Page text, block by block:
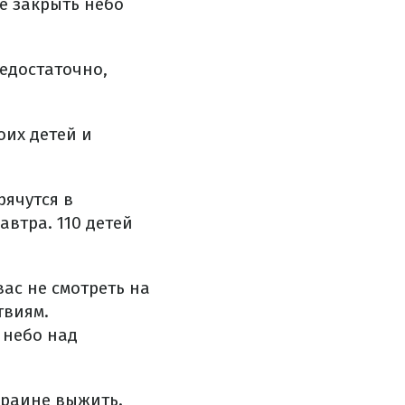
детей и
в
110 детей
не смотреть на
над
выжить.